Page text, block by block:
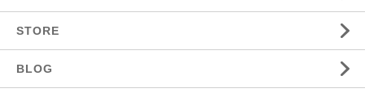
STORE
BLOG